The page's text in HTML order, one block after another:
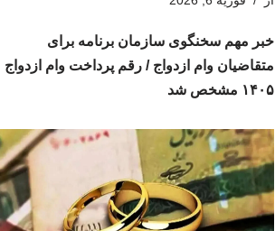
خبر مهم سخنگوی سازمان برنامه برای
متقاضیان وام ازدواج / رقم پرداخت وام ازدواج
۱۴۰۵ مشخص شد